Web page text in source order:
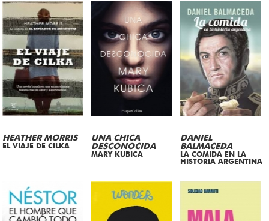
HEATHER MORRIS
EL VIAJE DE CILKA
UNA CHICA
DESCONOCIDA
MARY KUBICA
DANIEL
BALMACEDA
LA COMIDA EN LA
HISTORIA ARGENTINA